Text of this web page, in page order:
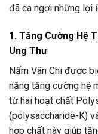
đã ca ngợi những lợi
1. Tăng Cường Hệ
Ung Thư
Nấm Vân Chi được
năng tăng cường hệ
từ hai hoạt chất
(polysaccharide-K)
hợp chất này giúp